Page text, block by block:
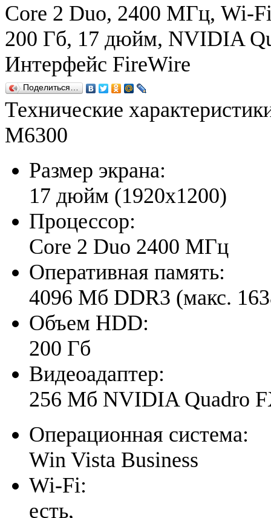
Core 2 Duo, 2400 МГц, Wi-
200 Гб, 17 дюйм, NVIDIA
Интерфейс FireWire
Поделиться…
Технические
M6300
Размер экрана:
17 дюйм (1920x1200)
Процессор:
Core 2 Duo 2400 МГц
Оперативная память:
4096 Мб DDR3 (макс.
Объем HDD:
200 Гб
Видеоадаптер:
256 Мб NVIDIA Quadro
Операционная система:
Win Vista Business
Wi-Fi:
есть,